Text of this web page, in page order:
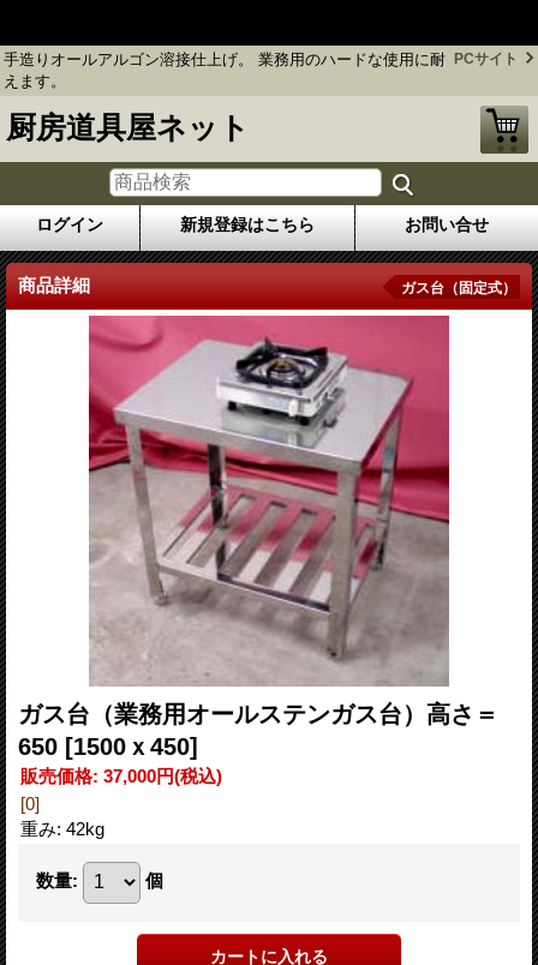
手造りオールアルゴン溶接仕上げ。 業務用のハードな使用に耐
えます。
PCサイト
厨房道具屋ネット
ログイン 新規登録はこちら お問い合せ
商品詳細 ガス台（固定式）
ガス台（業務用オールステンガス台）高さ＝
650 [1500ｘ450]
販売価格: 37,000円(税込)
[0]
重み: 42kg
数量: 個